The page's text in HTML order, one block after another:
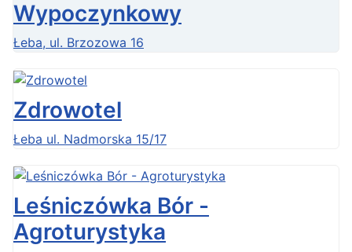
Wypoczynkowy
Łeba, ul. Brzozowa 16
Zdrowotel
Łeba ul. Nadmorska 15/17
Leśniczówka Bór -
Agroturystyka